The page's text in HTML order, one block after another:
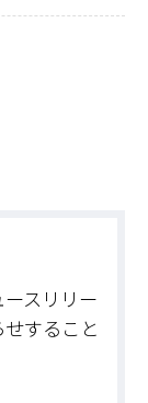
スリリー
すること